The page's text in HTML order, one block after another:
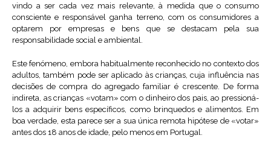
vindo a ser cada vez mais relevante, à medida que o consumo
consciente e responsável ganha terreno, com os consumidores a
optarem por empresas e bens que se destacam pela sua
responsabilidade social e ambiental.
Este fenómeno, embora habitualmente reconhecido no contexto dos
adultos, também pode ser aplicado às crianças, cuja influência nas
decisões de compra do agregado familiar é crescente. De forma
indireta, as crianças «votam» com o dinheiro dos pais, ao pressioná-
los a adquirir bens específicos, como brinquedos e alimentos. Em
boa verdade, esta parece ser a sua única remota hipótese de «votar»
antes dos 18 anos de idade, pelo menos em Portugal.